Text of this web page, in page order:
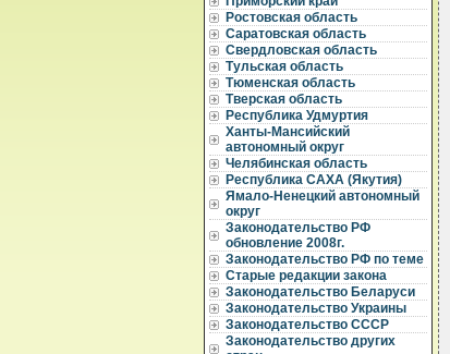
Ростовская область
Саратовская область
Свердловская область
Тульская область
Тюменская область
Тверская область
Республика Удмуртия
Ханты-Мансийский
автономный округ
Челябинская область
Республика САХА (Якутия)
Ямало-Ненецкий автономный
округ
Законодательство РФ
обновление 2008г.
Законодательство РФ по теме
Старые редакции закона
Законодательство Беларуси
Законодательство Украины
Законодательство СССР
Законодательство других